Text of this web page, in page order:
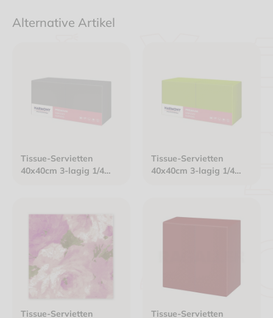
Alternative Artikel
Tissue-Servietten
40x40cm 3-lagig 1/4
Tissue-Servietten
40x40cm 3-lagig 1/4
Tissue-Servietten Tissue-Servietten